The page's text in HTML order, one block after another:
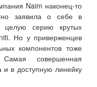
Naim наконец-то
заявила о себе в
целую серию крутых
Но у приверженцев
компонентов тоже
совершенная
в доступную линейку